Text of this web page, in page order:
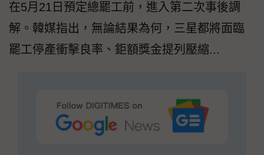
在5月21日預定總罷工前，進入第二次事後調
解。韓媒指出，無論結果為何，三星都將面臨
罷工停產衝擊良率、鉅額獎金提列壓縮...